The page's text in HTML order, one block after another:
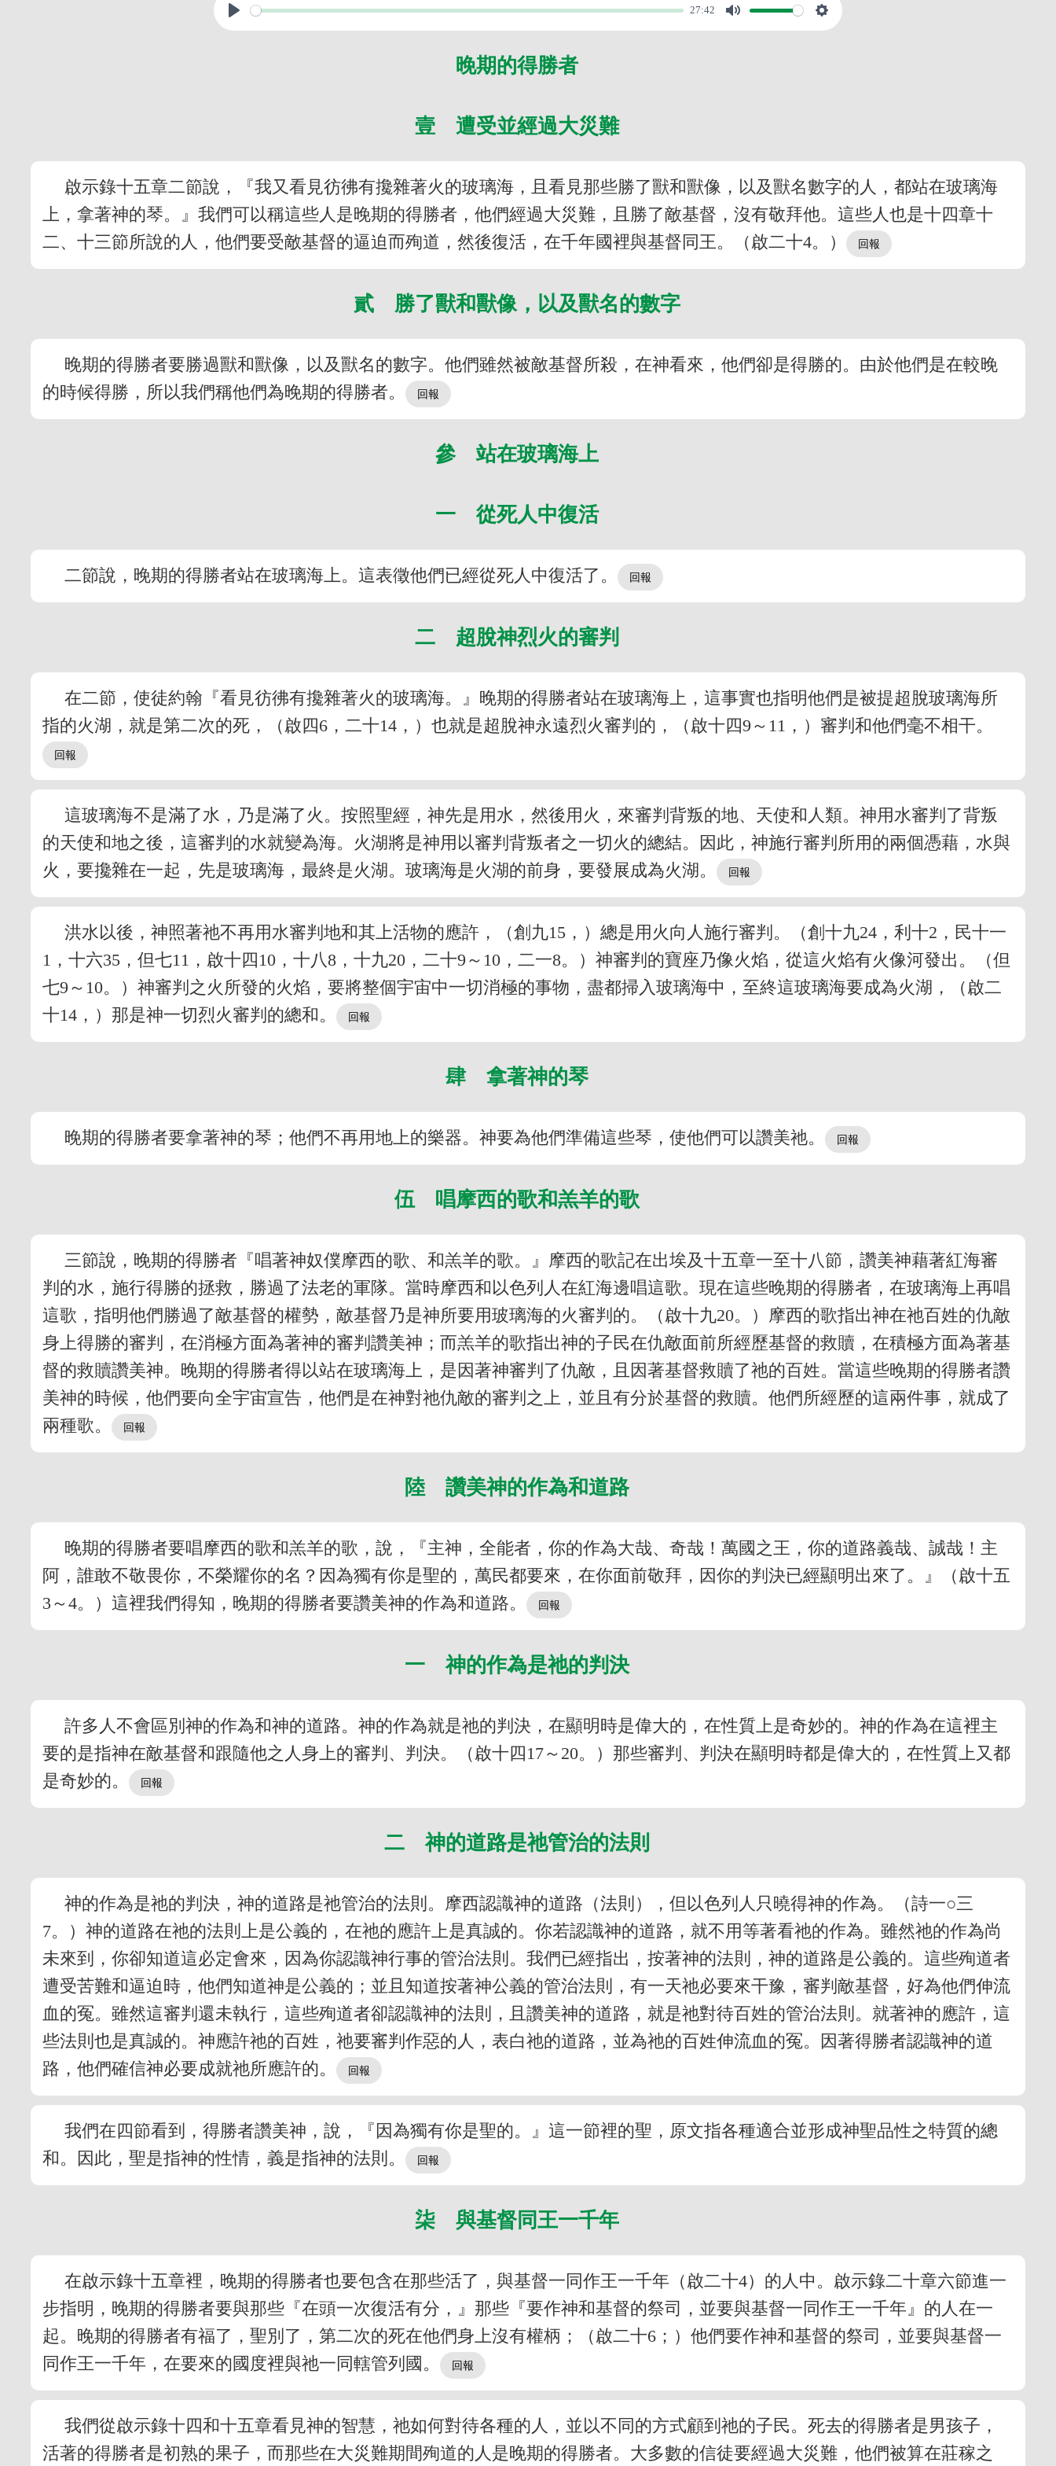
27:42
晚期的得勝者
壹 遭受並經過大災難
啟示錄十五章二節說，『我又看見彷彿有攙雜著火的玻璃海，且看見那些勝了獸和獸像，以及獸名數字的人，都站在玻璃海
上，拿著神的琴。』我們可以稱這些人是晚期的得勝者，他們經過大災難，且勝了敵基督，沒有敬拜他。這些人也是十四章十
二、十三節所說的人，他們要受敵基督的逼迫而殉道，然後復活，在千年國裡與基督同王。（啟二十4。）
貳 勝了獸和獸像，以及獸名的數字
晚期的得勝者要勝過獸和獸像，以及獸名的數字。他們雖然被敵基督所殺，在神看來，他們卻是得勝的。由於他們是在較晚
的時候得勝，所以我們稱他們為晚期的得勝者。
參 站在玻璃海上
一 從死人中復活
二節說，晚期的得勝者站在玻璃海上。這表徵他們已經從死人中復活了。
二 超脫神烈火的審判
在二節，使徒約翰『看見彷彿有攙雜著火的玻璃海。』晚期的得勝者站在玻璃海上，這事實也指明他們是被提超脫玻璃海所
指的火湖，就是第二次的死，（啟四6，二十14，）也就是超脫神永遠烈火審判的，（啟十四9～11，）審判和他們毫不相干。
這玻璃海不是滿了水，乃是滿了火。按照聖經，神先是用水，然後用火，來審判背叛的地、天使和人類。神用水審判了背叛
的天使和地之後，這審判的水就變為海。火湖將是神用以審判背叛者之一切火的總結。因此，神施行審判所用的兩個憑藉，水與
火，要攙雜在一起，先是玻璃海，最終是火湖。玻璃海是火湖的前身，要發展成為火湖。
洪水以後，神照著祂不再用水審判地和其上活物的應許，（創九15，）總是用火向人施行審判。（創十九24，利十2，民十一
1，十六35，但七11，啟十四10，十八8，十九20，二十9～10，二一8。）神審判的寶座乃像火焰，從這火焰有火像河發出。（但
七9～10。）神審判之火所發的火焰，要將整個宇宙中一切消極的事物，盡都掃入玻璃海中，至終這玻璃海要成為火湖，（啟二
十14，）那是神一切烈火審判的總和。
肆 拿著神的琴
晚期的得勝者要拿著神的琴；他們不再用地上的樂器。神要為他們準備這些琴，使他們可以讚美祂。
伍 唱摩西的歌和羔羊的歌
三節說，晚期的得勝者『唱著神奴僕摩西的歌、和羔羊的歌。』摩西的歌記在出埃及十五章一至十八節，讚美神藉著紅海審
判的水，施行得勝的拯救，勝過了法老的軍隊。當時摩西和以色列人在紅海邊唱這歌。現在這些晚期的得勝者，在玻璃海上再唱
這歌，指明他們勝過了敵基督的權勢，敵基督乃是神所要用玻璃海的火審判的。（啟十九20。）摩西的歌指出神在祂百姓的仇敵
身上得勝的審判，在消極方面為著神的審判讚美神；而羔羊的歌指出神的子民在仇敵面前所經歷基督的救贖，在積極方面為著基
督的救贖讚美神。晚期的得勝者得以站在玻璃海上，是因著神審判了仇敵，且因著基督救贖了祂的百姓。當這些晚期的得勝者讚
美神的時候，他們要向全宇宙宣告，他們是在神對祂仇敵的審判之上，並且有分於基督的救贖。他們所經歷的這兩件事，就成了
兩種歌。
陸 讚美神的作為和道路
晚期的得勝者要唱摩西的歌和羔羊的歌，說，『主神，全能者，你的作為大哉、奇哉！萬國之王，你的道路義哉、誠哉！主
阿，誰敢不敬畏你，不榮耀你的名？因為獨有你是聖的，萬民都要來，在你面前敬拜，因你的判決已經顯明出來了。』（啟十五
3～4。）這裡我們得知，晚期的得勝者要讚美神的作為和道路。
一 神的作為是祂的判決
許多人不會區別神的作為和神的道路。神的作為就是祂的判決，在顯明時是偉大的，在性質上是奇妙的。神的作為在這裡主
要的是指神在敵基督和跟隨他之人身上的審判、判決。（啟十四17～20。）那些審判、判決在顯明時都是偉大的，在性質上又都
是奇妙的。
二 神的道路是祂管治的法則
神的作為是祂的判決，神的道路是祂管治的法則。摩西認識神的道路（法則），但以色列人只曉得神的作為。（詩一○三
7。）神的道路在祂的法則上是公義的，在祂的應許上是真誠的。你若認識神的道路，就不用等著看祂的作為。雖然祂的作為尚
未來到，你卻知道這必定會來，因為你認識神行事的管治法則。我們已經指出，按著神的法則，神的道路是公義的。這些殉道者
遭受苦難和逼迫時，他們知道神是公義的；並且知道按著神公義的管治法則，有一天祂必要來干豫，審判敵基督，好為他們伸流
血的冤。雖然這審判還未執行，這些殉道者卻認識神的法則，且讚美神的道路，就是祂對待百姓的管治法則。就著神的應許，這
些法則也是真誠的。神應許祂的百姓，祂要審判作惡的人，表白祂的道路，並為祂的百姓伸流血的冤。因著得勝者認識神的道
路，他們確信神必要成就祂所應許的。
我們在四節看到，得勝者讚美神，說，『因為獨有你是聖的。』這一節裡的聖，原文指各種適合並形成神聖品性之特質的總
和。因此，聖是指神的性情，義是指神的法則。
柒 與基督同王一千年
在啟示錄十五章裡，晚期的得勝者也要包含在那些活了，與基督一同作王一千年（啟二十4）的人中。啟示錄二十章六節進一
步指明，晚期的得勝者要與那些『在頭一次復活有分，』那些『要作神和基督的祭司，並要與基督一同作王一千年』的人在一
起。晚期的得勝者有福了，聖別了，第二次的死在他們身上沒有權柄；（啟二十6；）他們要作神和基督的祭司，並要與基督一
同作王一千年，在要來的國度裡與祂一同轄管列國。
我們從啟示錄十四和十五章看見神的智慧，祂如何對待各種的人，並以不同的方式顧到祂的子民。死去的得勝者是男孩子，
活著的得勝者是初熟的果子，而那些在大災難期間殉道的人是晚期的得勝者。大多數的信徒要經過大災難，他們被算在莊稼之